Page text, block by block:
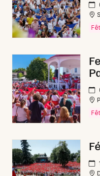
Magazine à Mont-
40 - Landes